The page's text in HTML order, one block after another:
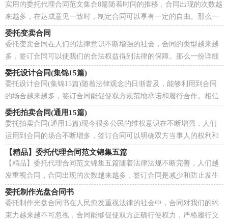
实用的委托代理合同范文集合8篇随着时间的推移，合同出现的次数越
来越多，在达成意见一致时，制定合同可以享有一定的自由。那么一
份详细的合同要怎么写呢？以下是小编为大家收集的...
委托变卖合同
委托变卖合同在人们的法律意识不断增强的社会，合同的类型越来越
多，签订合同可以使我们的合法权益得到法律的保障。那么一份详细
的合同要怎么写呢？以下是小编收集整理的委托变卖...
委托设计合同(集锦15篇)
委托设计合同(集锦15篇)随着法律观念的日渐普及，能够利用到合同
的场合越来越多，签订合同能促使双方规范地承诺和履行合作。相信
大家又在为写合同犯愁了吧，以下是小编帮大家整理...
委托拍卖合同(通用15篇)
委托拍卖合同(通用15篇)现今很多公民的维权意识在不断增强，人们
运用到合同的场合不断增多，签订合同可以明确双方当事人的权利和
义务。你所见过的合同是什么样的呢？以下是小编为...
【精品】委托代理合同范文锦集五篇
【精品】委托代理合同范文锦集五篇随着法律法规不断完善，人们越
发重视合同，合同出现的次数越来越多，签订合同是减少和防止发生
争议的重要措施。那么常见的合同书是什么样的呢？以...
委托制作光盘合同书
委托制作光盘合同书在人民愈发重视法律的社会中，合同对我们的约
束力越来越不可忽视，合同能够促使双方正确行使权力，严格履行义